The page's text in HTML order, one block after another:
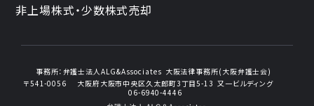
非上場株式・少数株式売却
事務所： 弁護士法人ALG&Associates 大阪法律事務所(大阪弁護士会)
〒541-0056
大阪府大阪市中央区久太郎町3丁目5-13 又一ビルディング
06-6940-4446